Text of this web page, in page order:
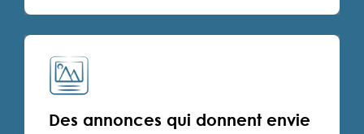
Des annonces qui donnent envie